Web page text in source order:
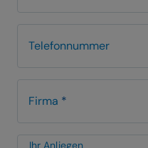
Telefonnummer
Firma *
Ihr Anliegen